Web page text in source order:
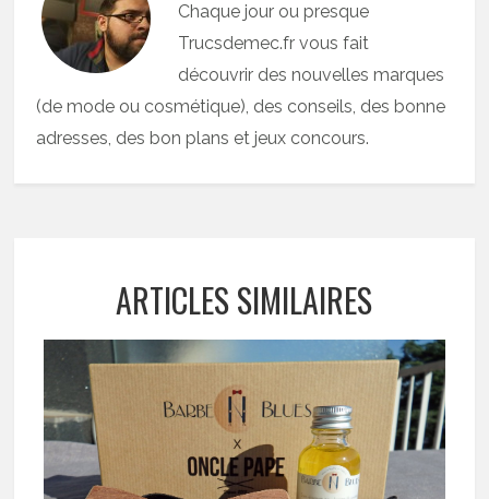
Chaque jour ou presque
Trucsdemec.fr vous fait
découvrir des nouvelles marques
(de mode ou cosmétique), des conseils, des bonne
adresses, des bon plans et jeux concours.
ARTICLES SIMILAIRES